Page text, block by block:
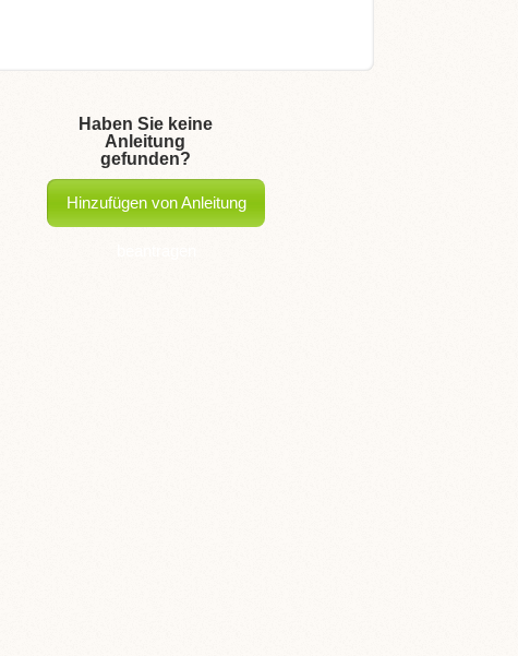
Haben Sie keine
Anleitung
gefunden?
Hinzufügen von Anleitung